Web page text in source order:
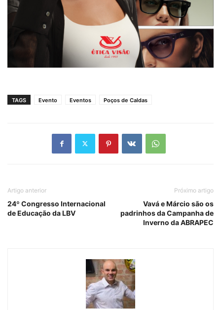
TAGS Evento Eventos Poços de Caldas
Artigo anterior
24º Congresso Internacional
de Educação da LBV
Próximo artigo
Vavá e Márcio são os
padrinhos da Campanha de
Inverno da ABRAPEC